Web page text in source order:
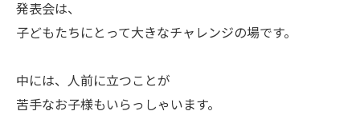
発表会は、
子どもたちにとって大きなチャレンジの場です。
中には、人前に立つことが
苦手なお子様もいらっしゃいます。